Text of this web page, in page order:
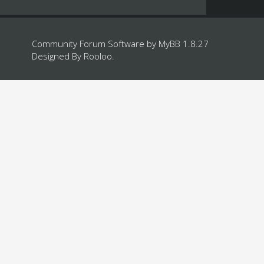
Community Forum Software by MyBB 1.8.27
Designed By Rooloo.